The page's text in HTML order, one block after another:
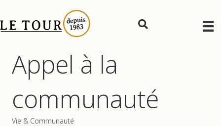
Appel à la
communauté
Vie & Communauté